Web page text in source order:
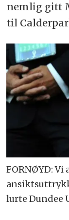
nemlig gitt
til
FORNØYD: Vi
lurte Dundee